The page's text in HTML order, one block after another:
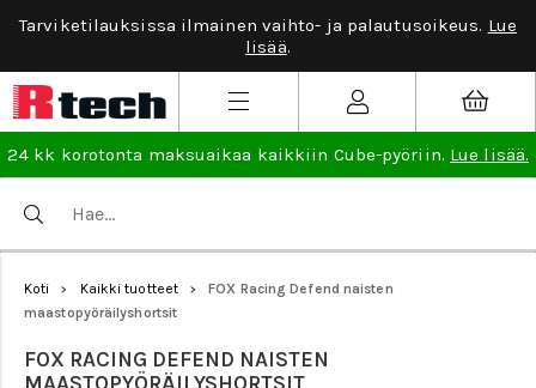
Tarviketilauksissa ilmainen vaihto- ja palautusoikeus. Lue
lisää.
24 kk korotonta maksuaikaa kaikkiin Cube-pyöriin. Lue lisää.
Koti > Kaikki tuotteet >
FOX Racing Defend naisten
maastopyöräilyshortsit
FOX RACING DEFEND NAISTEN